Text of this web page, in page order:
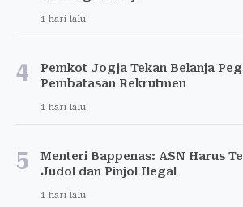
1 hari lalu
4
Pemkot Jogja Tekan Belanja
Pembatasan Rekrutmen
1 hari lalu
5
Menteri Bappenas: ASN Harus
Judol dan Pinjol Ilegal
1 hari lalu